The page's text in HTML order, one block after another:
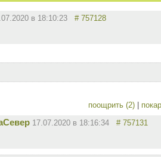
в 18:10:23 # 757128
поощрить (2) |
17.07.2020 в 18:16:34 # 757131